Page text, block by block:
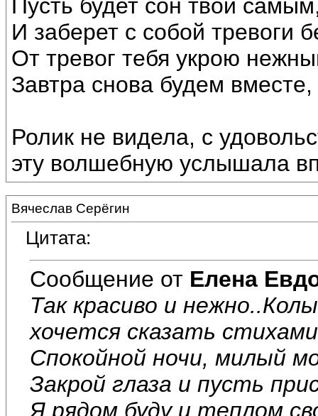
Пусть будет сон твой
И заберет с собой тревоги
От тревог тебя укрою
Завтра снова будем
Ролик не видела, с
эту волшебную услышала
Вячеслав Серёгин
Цитата:
Сообщение от Елена
Так красиво и
хочется сказать
Спокойной ночи, милый
Закрой глаза и пусть
Я рядом буду и теплом